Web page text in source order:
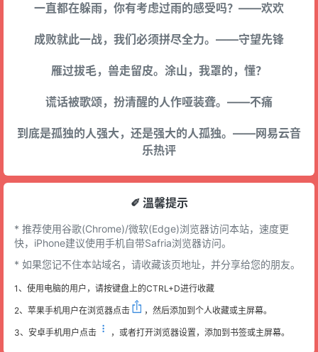
一直都在躲雨，你有考虑过雨的感受吗？——欢欢
成败就此一战，我们必须拼尽全力。——守望先锋
雁过拔毛，兽走留皮。涂山，我罩的，懂？
谎话被歌颂，扮清醒的人作哑装聋。——不痛
到底是孤独的人强大，还是强大的人孤独。——网易云音
乐热评
✐ 溫馨提示
* 推荐使用谷歌(Chrome)/微软(Edge)浏览器访问本站，速度更
快，iPhone建议使用手机自带Safria浏览器访问。
* 如果您记不住本站域名，请收藏该页地址，并分享给您的朋友。
1、使用电脑的用户，请按键盘上的CTRL+D进行收藏
2、苹果手机用户在浏览器点击 ，然后添加到个人收藏或主屏幕。
3、安卓手机用户点击 ，或者打开浏览器设置，添加到书签或主屏幕。